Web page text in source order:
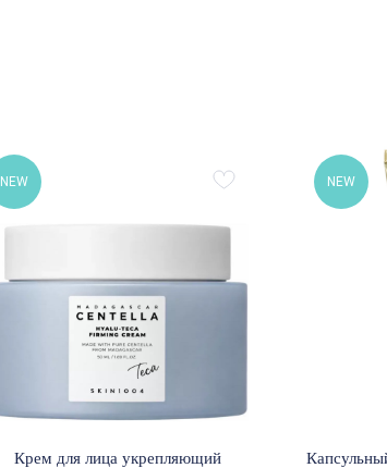
NEW
Крем для лица укрепляющий
NEW